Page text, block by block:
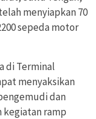
menyiapkan 70
sepeda motor
di Terminal
menyaksikan
dan
kegiatan ramp